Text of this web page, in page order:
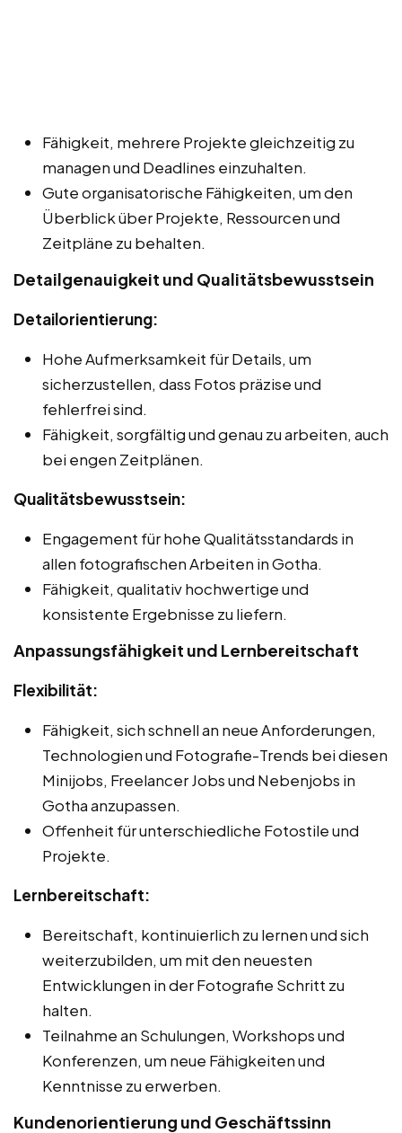
Fähigkeit, mehrere Projekte gleichzeitig zu
managen und Deadlines einzuhalten.
Gute organisatorische Fähigkeiten, um den
Überblick über Projekte, Ressourcen und
Zeitpläne zu behalten.
Detailgenauigkeit und Qualitätsbewusstsein
Detailorientierung:
Hohe Aufmerksamkeit für Details, um
sicherzustellen, dass Fotos präzise und
fehlerfrei sind.
Fähigkeit, sorgfältig und genau zu arbeiten, auch
bei engen Zeitplänen.
Qualitätsbewusstsein:
Engagement für hohe Qualitätsstandards in
allen fotografischen Arbeiten in Gotha.
Fähigkeit, qualitativ hochwertige und
konsistente Ergebnisse zu liefern.
Anpassungsfähigkeit und Lernbereitschaft
Flexibilität:
Fähigkeit, sich schnell an neue Anforderungen,
Technologien und Fotografie-Trends bei diesen
Minijobs, Freelancer Jobs und Nebenjobs in
Gotha anzupassen.
Offenheit für unterschiedliche Fotostile und
Projekte.
Lernbereitschaft:
Bereitschaft, kontinuierlich zu lernen und sich
weiterzubilden, um mit den neuesten
Entwicklungen in der Fotografie Schritt zu
halten.
Teilnahme an Schulungen, Workshops und
Konferenzen, um neue Fähigkeiten und
Kenntnisse zu erwerben.
Kundenorientierung und Geschäftssinn